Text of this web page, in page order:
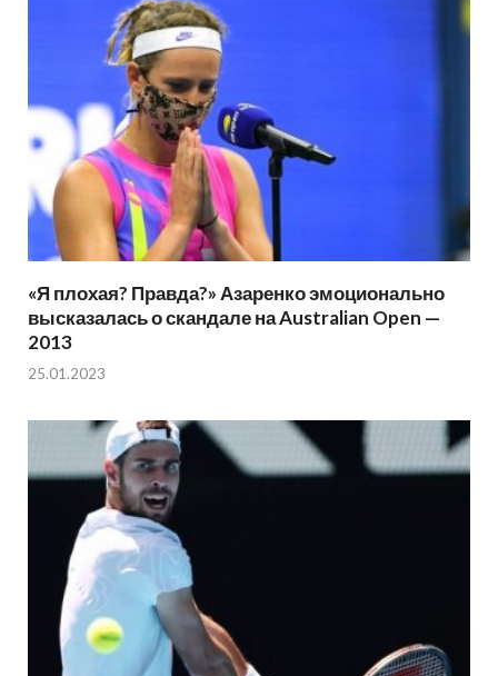
«Я плохая? Правда?» Азаренко эмоционально
высказалась о скандале на Australian Open —
2013
25.01.2023